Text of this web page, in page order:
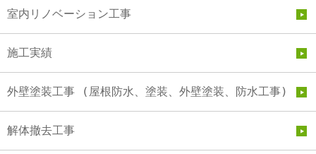
室内リノベーション工事
施工実績
外壁塗装工事 (屋根防水、塗装、外壁塗装、防水工事)
解体撤去工事